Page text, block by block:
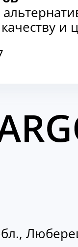
качеству